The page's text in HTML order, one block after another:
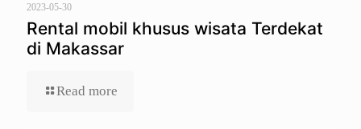
2023-05-30
Rental mobil khusus wisata Terdekat
di Makassar
Read more